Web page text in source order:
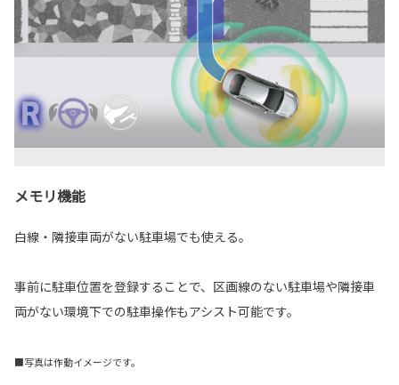
メモリ機能
白線・隣接車両がない駐車場でも使える。
事前に駐車位置を登録することで、区画線のない駐車場や隣接車
両がない環境下での駐車操作もアシスト可能です。
■写真は作動イメージです。